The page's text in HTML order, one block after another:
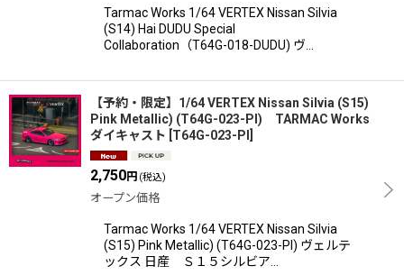
Tarmac Works 1/64 VERTEX Nissan Silvia
(S14) Hai DUDU Special
Collaboration（T64G-018-DUDU) ヴ…
【予約・限定】1/64 VERTEX Nissan Silvia (S15)
Pink Metallic) (T64G-023-PI) TARMAC Works
ダイキャスト T64G-023-PI
2,750円 (税込)
オープン価格
Tarmac Works 1/64 VERTEX Nissan Silvia
(S15) Pink Metallic) (T64G-023-PI) ヴェルテ
ックス 日産 Ｓ１５シルビア…